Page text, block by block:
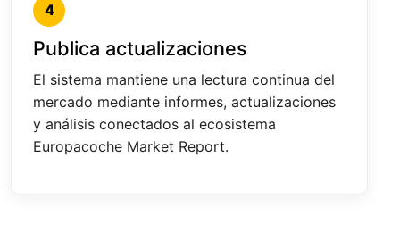
4
Publica actualizaciones
El sistema mantiene una lectura continua del
mercado mediante informes, actualizaciones
y análisis conectados al ecosistema
Europacoche Market Report.